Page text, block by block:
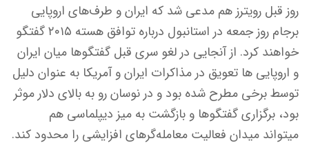
روز قبل رویترز هم مدعی شد که ایران و طرف‌های اروپایی
برجام روز جمعه در استانبول درباره توافق هسته ۲۰۱۵ گفتگو
خواهند کرد. از آنجایی در لغو سری قبل گفتگو‌ها میان ایران
و اروپایی ‌ها تعویق در مذاکرات ایران و آمریکا به عنوان دلیل
توسط برخی مطرح شده بود و در نوسان رو به بالای دلار موثر
بود، برگزاری گفتگوها و بازگشت به میز دیپلماسی هم
میتواند میدان فعالیت معامله‌گرهای افزایشی را محدود کند.